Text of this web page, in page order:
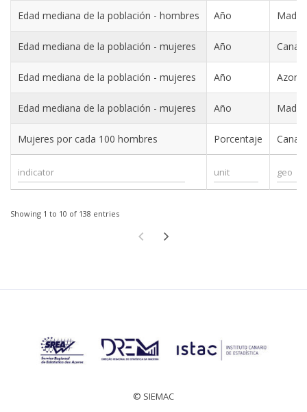
Edad mediana de la población - hombres Año
Edad mediana de la población - mujeres Año
Edad mediana de la población - mujeres Año Azores
Edad mediana de la población - mujeres Año
Mujeres por cada 100 hombres Porcentaje
Showing 1 to 10 of 138 entries
© SIEMAC